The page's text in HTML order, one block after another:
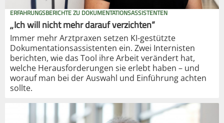
ERFAHRUNGSBERICHTE ZU DOKUMENTATIONSASSISTENTEN
„Ich will nicht mehr darauf verzichten“
Immer mehr Arztpraxen setzen KI-gestützte
Dokumentationsassistenten ein. Zwei Internisten
berichten, wie das Tool ihre Arbeit verändert hat,
welche Herausforderungen sie erlebt haben – und
worauf man bei der Auswahl und Einführung achten
sollte.